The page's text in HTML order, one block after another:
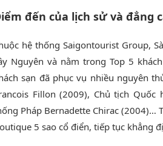
đến của lịch sử và đẳng
hệ thống Saigontourist Group,
Nguyên và nằm trong Top 5
sạn đã phục vụ nhiều nguyên
Fillon (2009), Chủ tịch Quốc
Pháp Bernadette Chirac (2004)…
5 sao cổ điển, tiếp tục khẳng